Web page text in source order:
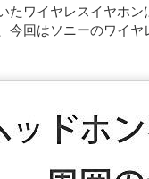
たワイヤレスイヤホ
今回はソニーのワイ